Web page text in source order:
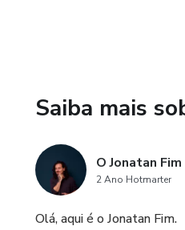
Saiba mais
O Jonatan Fim
2 Ano Hotmarter
Olá, aqui é o Jonatan Fim.